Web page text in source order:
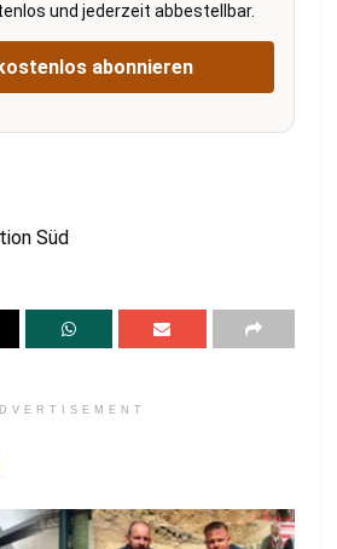
und jederzeit abbestellbar.
abonnieren
Süd